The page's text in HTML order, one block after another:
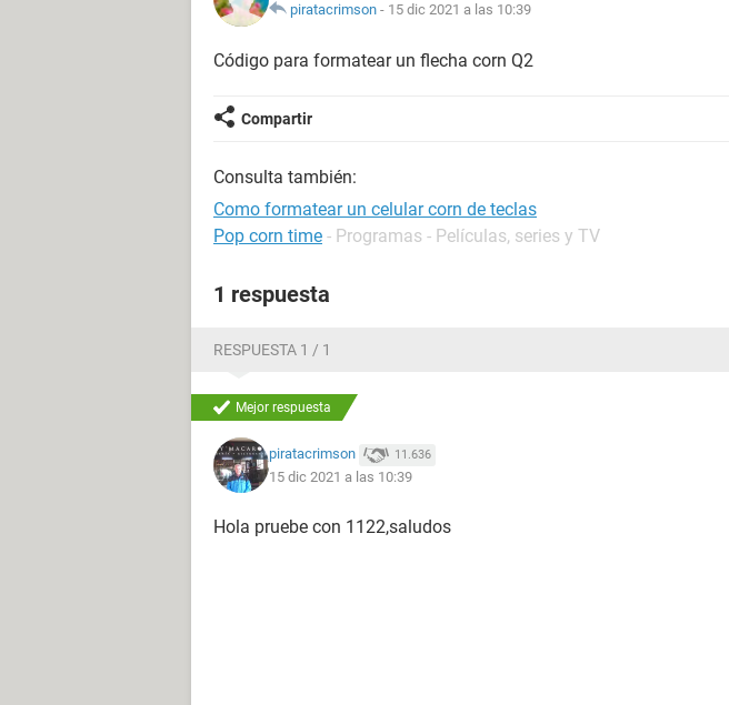
piratacrimson - 15 dic 2021 a las 10:39
Código para formatear un flecha corn Q2
Compartir
Consulta también:
Como formatear un celular corn de teclas
Pop corn time - Programas - Películas, series y TV
1 respuesta
RESPUESTA 1 / 1
Mejor respuesta
piratacrimson 11.636
15 dic 2021 a las 10:39
Hola pruebe con 1122,saludos